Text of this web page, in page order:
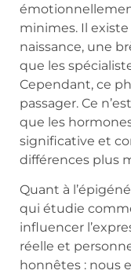
minimes. Il
naissance, une
que les
Cependant, ce
passager. Ce
que les
significative et
différences plus
Quant à
qui étudie
influencer
réelle et
honnêtes : nous